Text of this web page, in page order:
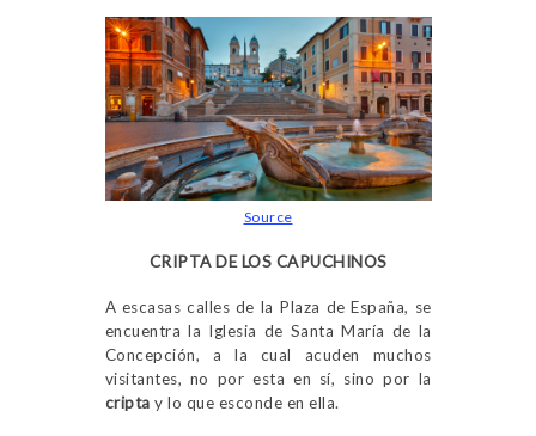
Source
CRIPTA DE LOS CAPUCHINOS
A escasas calles de la Plaza de España, se
encuentra la Iglesia de Santa María de la
Concepción, a la cual acuden muchos
visitantes, no por esta en sí, sino por la
cripta y lo que esconde en ella.